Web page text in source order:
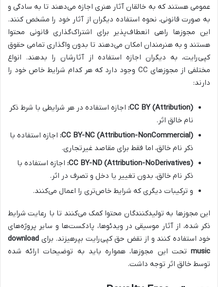
عمومی هستند که به خالقان آثار هنری اجازه می‌دهند تا به سادگی و
به صورت قانونی، نحوه استفاده دیگران از آثار خود را مشخص کنند.
این مجوزها راهی انعطاف‌پذیر برای اشتراک‌گذاری قانونی محتوا
هستند و به هنرمندان امکان می‌دهند تا بدون واگذاری تمامی حقوق
کپی‌رایت، به دیگران اجازه استفاده از آثارشان را بدهند. انواع
مختلفی از مجوزهای CC وجود دارد که هر کدام شرایط خاص خود را
دارند:
CC BY (Attribution): اجازه استفاده در هر شرایطی با شرط ذکر
نام خالق اثر.
CC BY-NC (Attribution-NonCommercial): اجازه استفاده با
ذکر نام خالق، اما فقط برای مقاصد غیرتجاری.
CC BY-ND (Attribution-NoDerivatives): اجازه استفاده با
ذکر نام خالق، بدون تغییر یا دخل و تصرف در اثر.
و ترکیبات دیگری که شرایط خاص‌تری را اعمال می‌کنند.
این مجوزها به تولیدکنندگان محتوا کمک می‌کنند تا با رعایت شرایط
ذکر شده، از آثار موسیقی در ویدئوها، پادکست‌ها و سایر پروژه‌های
خود استفاده کنند و از نقض حق کپی‌رایت بپرهیزند. برای download
music تحت این مجوزها، همواره باید به توضیحات ارائه شده
توسط خالق اثر توجه داشت.